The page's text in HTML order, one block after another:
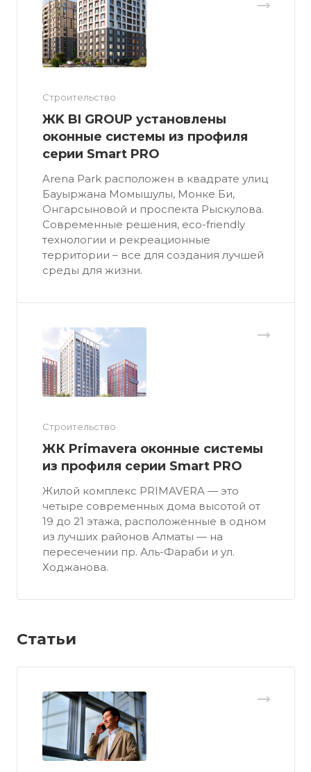
Строительство
ЖK BI GROUP установлены
оконные системы из профиля
серии Smart PRO
Arena Park расположен в квадрате улиц
Бауыржана Момышулы, Монке Би,
Онгарсыновой и проспекта Рыскулова.
Современные решения, eco-friendly
технологии и рекреационные
территории – все для создания лучшей
среды для жизни.
Строительство
ЖК Primavera оконные системы
из профиля серии Smart PRO
Жилой комплекс PRIMAVERA — это
четыре современных дома высотой от
19 до 21 этажа, расположенные в одном
из лучших районов Алматы — на
пересечении пр. Аль-Фараби и ул.
Ходжанова.
Статьи